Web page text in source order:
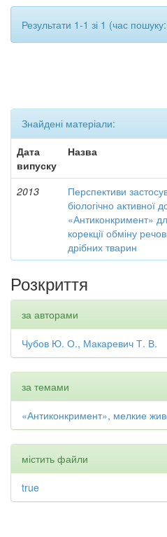
Результати 1-1 зі 1 (час
Знайдені матеріали:
Дата
випуску
Назва
2013
Перспективи
біологічно активної
«Антиконкримент»
корекції обміну
дрібних тварин
Розкриття
за авторами
Чубов Ю. О., Макаревич Т. В.
за темами
«Антиконкримент», мелкие
містить файли
true